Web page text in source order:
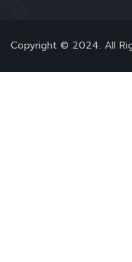
Copyright © 2024. All